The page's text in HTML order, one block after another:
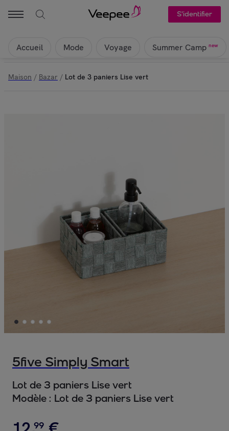
S'identifier
Accueil Mode Voyage Summer Camp new
Maison / Bazar / Lot de 3 paniers Lise vert
5five Simply Smart
Lot de 3 paniers Lise vert
Modèle : Lot de 3 paniers Lise vert
99